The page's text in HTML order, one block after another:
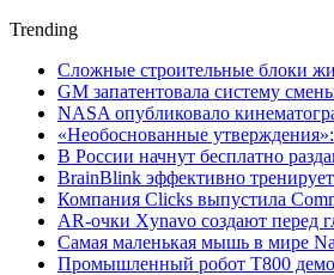
Trending
Сложные строительные блоки
GM запатентовала систему
NASA опубликовало
«Необоснованные
В России начнут бесплатно
BrainBlink эффективно
Компания Clicks выпустила
AR-очки Xynavo создают перед
Самая маленькая мышь в мире
Промышленный робот Т800